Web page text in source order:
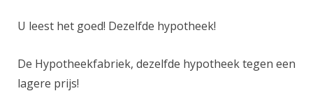
U leest het goed! Dezelfde hypotheek!
De Hypotheekfabriek, dezelfde hypotheek tegen een
lagere prijs!